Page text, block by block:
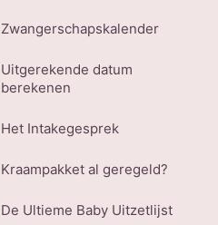
Zwangerschapskalender
Uitgerekende datum
berekenen
Het Intakegesprek
Kraampakket al geregeld?
De Ultieme Baby Uitzetlijst